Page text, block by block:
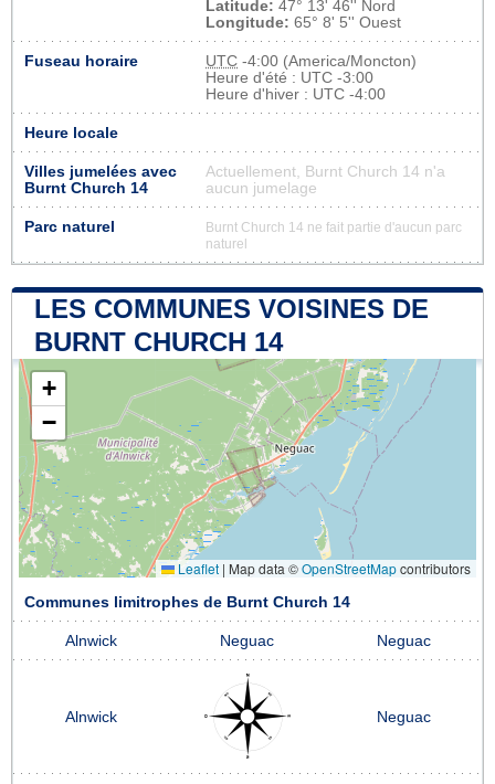
Latitude: 47° 13' 46'' Nord
Longitude: 65° 8' 5'' Ouest
Fuseau horaire UTC -4:00 (America/Moncton)
Heure d'été : UTC -3:00
Heure d'hiver : UTC -4:00
Heure locale
Villes jumelées avec
Burnt Church 14
Actuellement, Burnt Church 14 n'a
aucun jumelage
Parc naturel
Burnt Church 14 ne fait partie d'aucun parc
naturel
LES COMMUNES VOISINES DE
BURNT CHURCH 14
+
−
Leaflet | Map data ©OpenStreetMapcontributors
Communes limitrophes de Burnt Church 14
Alnwick Neguac Neguac
Alnwick Neguac